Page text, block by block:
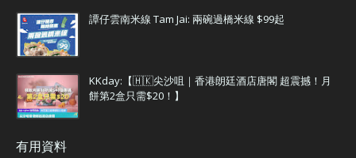
譚仔雲南米線 Tam Jai: 兩碗過橋米線 $99起
KKday:【🇭🇰尖沙咀｜香港朗廷酒店唐閣 超震撼！月
餅第2盒只需$20！】
有用資料